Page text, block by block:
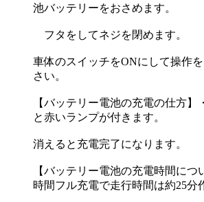
池バッテリーをおさめます。
フタをしてネジを閉めます。
車体のスイッチをONにして操作
さい。
【バッテリー電池の充電の仕方】
と赤いランプが付きます。
消えると充電完了になります。
【バッテリー電池の充電時間につ
時間フル充電で走行時間は約25分